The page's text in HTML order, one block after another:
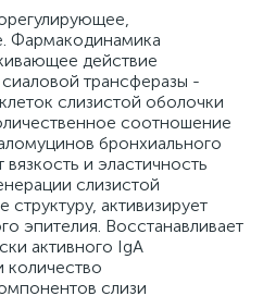
Фармакодинамика
действие
трансферазы -
слизистой оболочки
соотношение
бронхиального
и эластичность
слизистой
активизирует
эпителия. Восстанавливает
активного IgA
количество
слизи